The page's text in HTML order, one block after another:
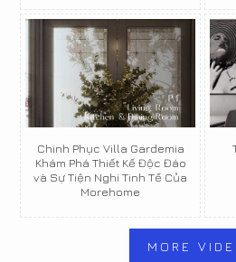
Chinh Phục Villa Gardemia
Khám Phá Thiết Kế Độc Đáo
và Sự Tiện Nghi Tinh Tế Của
Morehome
MORE